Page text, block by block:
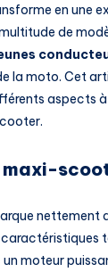
en une
de
la moto. Cet
aspects
maxi-
nettement
moteur